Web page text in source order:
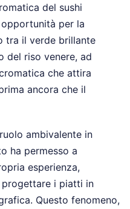
del sushi
per la
tra il verde brillante
del riso venere, ad
che attira
ancora che il
ambivalente in
ha permesso a
esperienza,
i piatti in
Questo fenomeno,